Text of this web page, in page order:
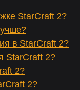
StarCraft 2?
в StarCraft 2?
StarCraft 2?
2?
2?